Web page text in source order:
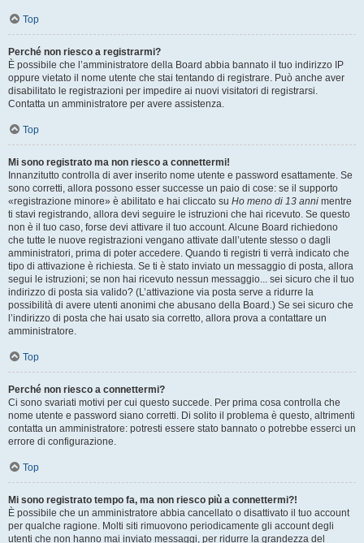
Top
Perché non riesco a registrarmi?
È possibile che l’amministratore della Board abbia bannato il tuo indirizzo IP
oppure vietato il nome utente che stai tentando di registrare. Può anche aver
disabilitato le registrazioni per impedire ai nuovi visitatori di registrarsi.
Contatta un amministratore per avere assistenza.
Top
Mi sono registrato ma non riesco a connettermi!
Innanzitutto controlla di aver inserito nome utente e password esattamente. Se
sono corretti, allora possono esser successe un paio di cose: se il supporto
«registrazione minore» è abilitato e hai cliccato su Ho meno di 13 anni mentre
ti stavi registrando, allora devi seguire le istruzioni che hai ricevuto. Se questo
non è il tuo caso, forse devi attivare il tuo account. Alcune Board richiedono
che tutte le nuove registrazioni vengano attivate dall’utente stesso o dagli
amministratori, prima di poter accedere. Quando ti registri ti verrà indicato che
tipo di attivazione è richiesta. Se ti è stato inviato un messaggio di posta, allora
segui le istruzioni; se non hai ricevuto nessun messaggio... sei sicuro che il tuo
indirizzo di posta sia valido? (L’attivazione via posta serve a ridurre la
possibilità di avere utenti anonimi che abusano della Board.) Se sei sicuro che
l’indirizzo di posta che hai usato sia corretto, allora prova a contattare un
amministratore.
Top
Perché non riesco a connettermi?
Ci sono svariati motivi per cui questo succede. Per prima cosa controlla che
nome utente e password siano corretti. Di solito il problema è questo, altrimenti
contatta un amministratore: potresti essere stato bannato o potrebbe esserci un
errore di configurazione.
Top
Mi sono registrato tempo fa, ma non riesco più a connettermi?!
È possibile che un amministratore abbia cancellato o disattivato il tuo account
per qualche ragione. Molti siti rimuovono periodicamente gli account degli
utenti che non hanno mai inviato messaggi, per ridurre la grandezza del